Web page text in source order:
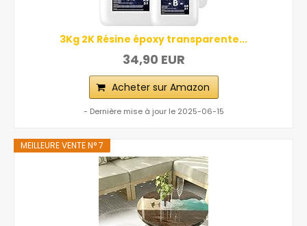
3Kg 2K Résine époxy transparente...
34,90 EUR
Acheter sur Amazon
- Dernière mise à jour le 2025-06-15
MEILLEURE VENTE N° 7